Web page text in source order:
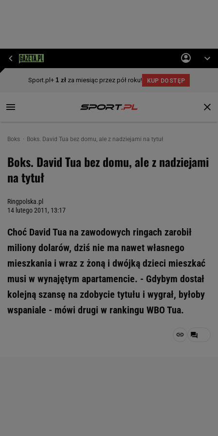
Boks Boks. David Tua bez domu, ale z nadziejami na tytuł
Boks. David Tua bez domu, ale z nadziejami
na tytuł
Ringpolska.pl
14 lutego 2011, 13:17
Choć David Tua na zawodowych ringach zarobił
miliony dolarów, dziś nie ma nawet własnego
mieszkania i wraz z żoną i dwójką dzieci mieszkać
musi w wynajętym apartamencie. - Gdybym dostał
kolejną szansę na zdobycie tytułu i wygrał, byłoby
wspaniale - mówi drugi w rankingu WBO Tua.